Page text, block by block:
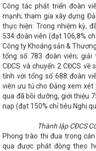
Bộ trưởng Bộ Công Thương,
Hồng Diên tiếp Ngài
Hoa Kỳ tại Việt Nam
Hà
phấn đấu đạt và vượt các
Hoàng Long trong khuôn
Bí thư Tô Lâm
Hôm
Tĩnh có 9 sản phẩm đạt
Ban Thường vụ Đảng ủy
đảng bộ cấp huyện và
trị cốt lõi” là Chủ đề cho
Thương: Tổ chức tiếp nhận
năm 2025, triển khai
đề xuất các giải pháp hỗ
triển kinh tế xã hội
Gỡ khó cho
biên giới
Hà Tĩnh tổ
Du
CĐN Công
Công tác phát triển đoàn
mạnh; tham gia xây dựng
thực hiện: Trong nhiệm kỳ,
534 đoàn viên (đạt 106,8%
Công ty Khoáng sản &
tổng số 783 đoàn viên; giải
CĐCS và chuyển 2 CĐCS về
tỉnh với tổng số 688 đoàn
viên ưu tú cho Đảng xem xét
qua đã bồi dưỡng, giới thiệu
nạp (đạt 150% chỉ tiêu Nghị
Thành lập CĐCS
Phong trào thi đua trong
qua được phát động theo